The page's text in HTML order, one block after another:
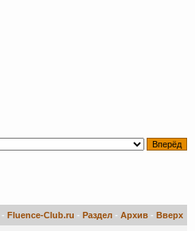
- Fluence-Club.ru - Раздел - Архив - Вверх